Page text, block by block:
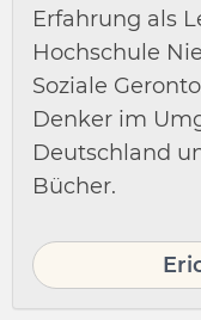
Erfahrung als
Hochschule
Soziale
Denker im
Deutschland
Bücher.